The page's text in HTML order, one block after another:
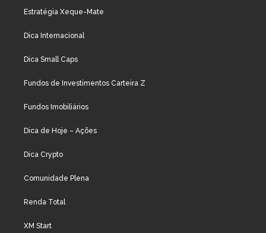
Estratégia Xeque-Mate
Dica Internacional
Dica Small Caps
Fundos de Investimentos Carteira Z
Fundos Imobiliários
Dica de Hoje – Ações
Dica Crypto
Comunidade Plena
Renda Total
XM Start